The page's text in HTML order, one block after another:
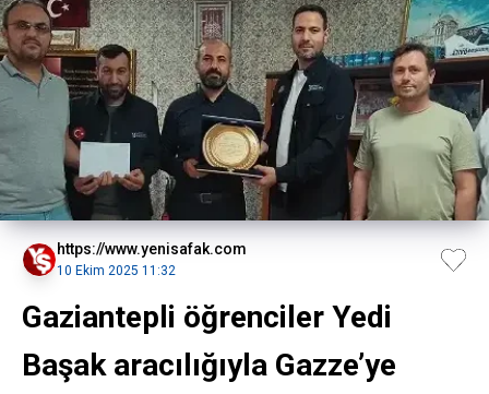
https://www.yenisafak.com
10 Ekim 2025 11:32
Gaziantepli öğrenciler Yedi
Başak aracılığıyla Gazze’ye